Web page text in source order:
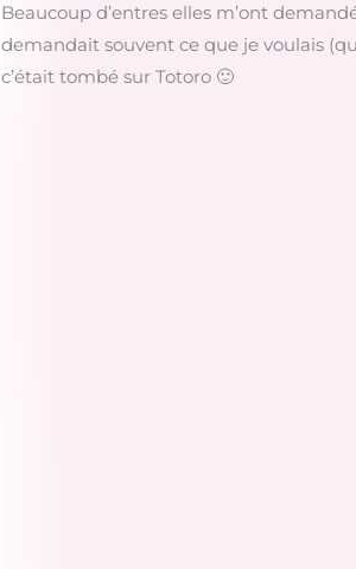
Beaucoup d’entres elles m’ont
demandait souvent ce que je voulais
c’était tombé sur Totoro 🙂